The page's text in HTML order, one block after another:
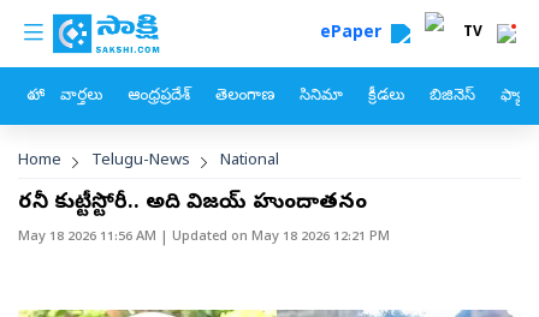
Skip to main content
custom menu ePaper TV
హోం వార్తలు ఆంధ్రప్రదేశ్ తెలంగాణ సినిమా క్రీడలు బిజినెస్
Breadcrumb
Home Telugu-News National
రజినీ కుట్టీస్టోరీ.. అది విజయ్‌ హుందాతనం
May 18 2026 11:56 AM | Updated on May 18 2026 12:21 PM